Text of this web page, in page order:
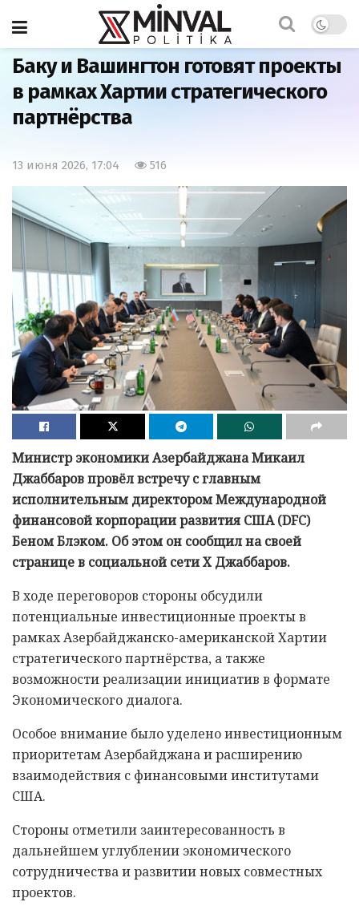
Главная Экономика
Баку и Вашингтон готовят проекты
в рамках Хартии стратегического
партнёрства
13 июня 2026, 17:04 516
Министр экономики Азербайджана Микаил
Джаббаров провёл встречу с главным
исполнительным директором Международной
финансовой корпорации развития США (DFC)
Беном Блэком. Об этом он сообщил на своей
странице в социальной сети X Джаббаров.
В ходе переговоров стороны обсудили
потенциальные инвестиционные проекты в
рамках Азербайджанско-американской Хартии
стратегического партнёрства, а также
возможности реализации инициатив в формате
Экономического диалога.
Особое внимание было уделено инвестиционным
приоритетам Азербайджана и расширению
взаимодействия с финансовыми институтами
США.
Стороны отметили заинтересованность в
дальнейшем углублении экономического
сотрудничества и развитии новых совместных
проектов.